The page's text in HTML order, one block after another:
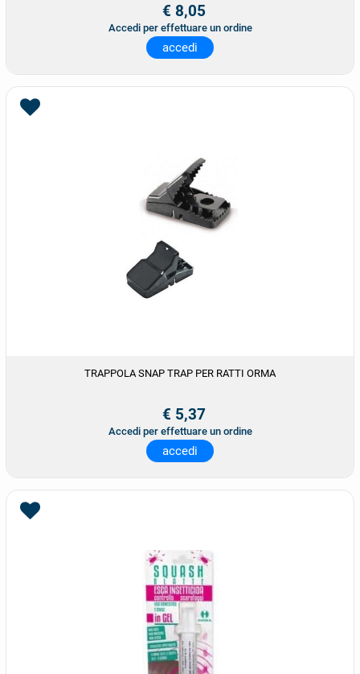
€ 8,05
Accedi per effettuare un ordine
accedi
TRAPPOLA SNAP TRAP PER RATTI ORMA
€ 5,37
Accedi per effettuare un ordine
accedi